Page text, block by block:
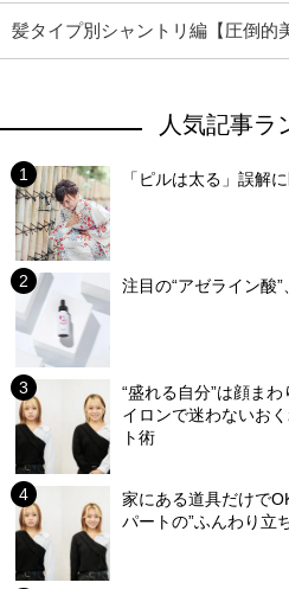
髪タイプ別シャントリ編【圧倒的
人気記事ラ
「ピルは太る」誤解
注目の“アゼライン酸”
“盛れる自分”は顔ま
イロンで迷わないお
ト術
家にある道具だけで
パートの”ふんわり立